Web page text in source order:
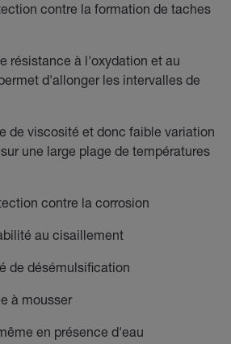
contre la formation de taches
résistance à l'oxydation et au
d'allonger les intervalles de
de viscosité et donc faible variation
une large plage de températures
contre la corrosion
au cisaillement
de désémulsification
à mousser
en présence d'eau